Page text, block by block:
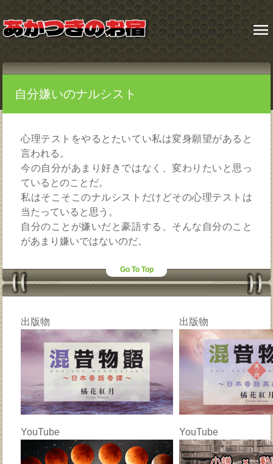
menu
自分嫌いのナルシスト
心理テストをやるとたいてい私は変身願望があると
言われる。
今の自分があまり好きではなく、変わりたいと思っ
ているとのことだ。
私はそこそこのナルシストだけどその心理テストは
当たっていると思う。
自分のことが嫌いだと豪語する、そんな自分のこと
があまり嫌いではないのだ。
Go To Top
出版物 出版物
YouTube YouTube